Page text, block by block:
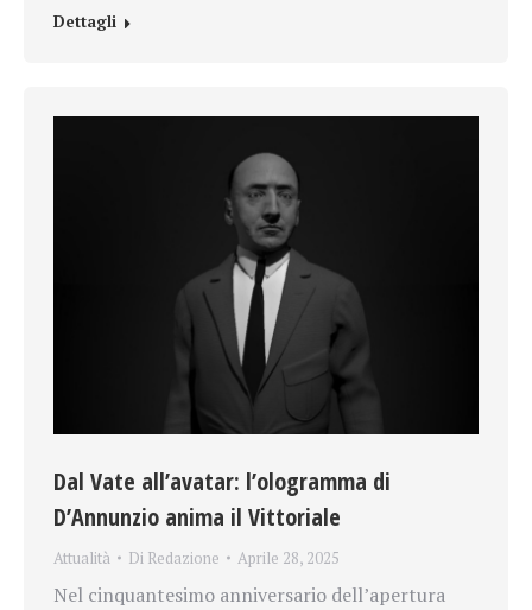
Dettagli
Dal Vate all’avatar: l’ologramma di
D’Annunzio anima il Vittoriale
Attualità Di Redazione Aprile 28, 2025
Nel cinquantesimo anniversario dell’apertura